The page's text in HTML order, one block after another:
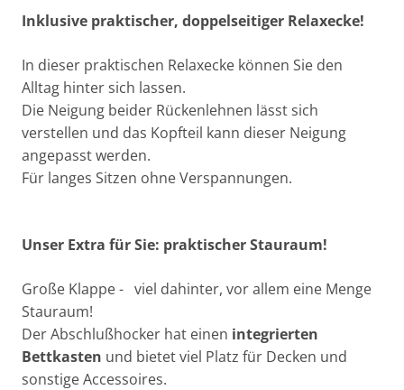
Inklusive praktischer, doppelseitiger Relaxecke!
In dieser praktischen Relaxecke können Sie den
Alltag hinter sich lassen.
Die Neigung beider Rückenlehnen lässt sich
verstellen und das Kopfteil kann dieser Neigung
angepasst werden.
Für langes Sitzen ohne Verspannungen.
Unser Extra für Sie: praktischer Stauraum!
Große Klappe - viel dahinter, vor allem eine Menge
Stauraum!
Der Abschlußhocker hat einen integrierten
Bettkasten und bietet viel Platz für Decken und
sonstige Accessoires.